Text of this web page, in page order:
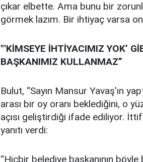
çıkar elbette. Ama bunu bir
görmek lazım. Bir ihtiyaç varsa
"'KİMSEYE İHTİYACIMIZ YOK’
BAŞKANIMIZ KULLANMAZ”
Bulut, “Sayın Mansur Yavaş'ın
arası bir oy oranı beklediğini, o
açısı geliştirdiği ifade ediliyor.
yanıtı verdi:
“Hiçbir belediye başkanının